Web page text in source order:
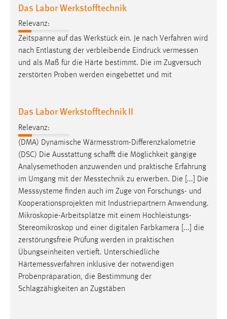
Das Labor Werkstofftechnik
Relevanz:
Zeitspanne auf das Werkstück ein. Je nach Verfahren wird
nach Entlastung der verbleibende Eindruck vermessen
und als Maß für die Härte bestimmt. Die im Zugversuch
zerstörten Proben werden eingebettet und mit
Das Labor Werkstofftechnik II
Relevanz:
(DMA) Dynamische Wärmesstrom-Differenzkalometrie
(DSC) Die Ausstattung schafft die Möglichkeit gängige
Analysemethoden anzuwenden und praktische Erfahrung
im Umgang mit der Messtechnik zu erwerben. Die [...] Die
Messsysteme finden auch im Zuge von Forschungs- und
Kooperationsprojekten mit Industriepartnern Anwendung.
Mikroskopie-Arbeitsplätze mit einem Hochleistungs-
Stereomikroskop und einer digitalen Farbkamera [...] die
zerstörungsfreie Prüfung werden in praktischen
Übungseinheiten vertieft. Unterschiedliche
Härtemessverfahren inklusive der notwendigen
Probenpräparation, die Bestimmung der
Schlagzähigkeiten an Zugstäben